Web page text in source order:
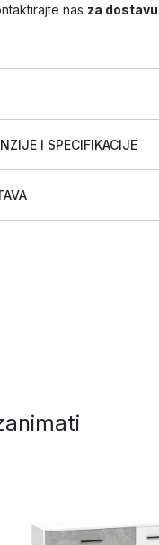
nas za
I SPECIFIKACIJE